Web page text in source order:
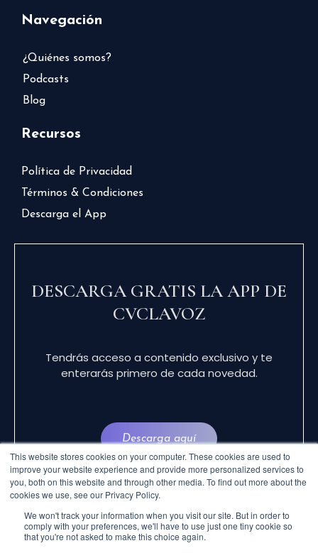
This website stores cookies on your computer. These cookies are used to
improve your website experience and provide more personalized services to
you, both on this website and through other media. To find out more about the
cookies we use, see our Privacy Policy.
We won't track your information when you visit our site. But in order to
comply with your preferences, we'll have to use just one tiny cookie so
that you're not asked to make this choice again.
Navegación
¿Quiénes somos?
Podcasts
Blog
Recursos
Política de Privacidad
Términos & Condiciones
Descarga el App
DESCARGA GRATIS LA APP DE
CVCLAVOZ
Tendrás acceso a contenido exclusivo y te
enterarás primero de cada novedad.
Descarga aquí